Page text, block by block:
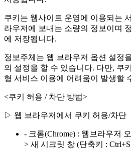
쿠키는 웹사이트 운영에 이용되는
라우저에 보내는 소량의 정보이며
에 저장됩니다.
정보주체는 웹 브라우저 옵션 설정
의 설정을 할 수 있습니다. 다만, 쿠
형 서비스 이용에 어려움이 발생할
<쿠키 허용 / 차단 방법>
▷ 웹 브라우저에서 쿠키 허용/차단
- 크롬(Chrome) : 웹브라우저
> 새 시크릿 창 (단축키 :